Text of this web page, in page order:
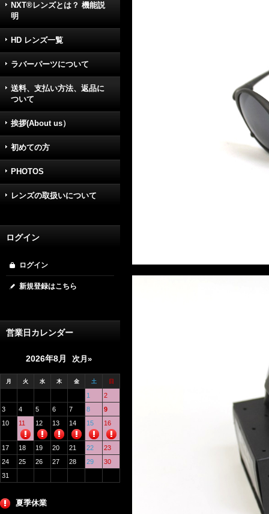
NXT®レンズとは？ 機能説
明
HD レンズ一覧
ラバーパーツについて
送料、支払い方法、返品に
ついて
挨拶(About us）
初めての方
PHOTOS
レンズの取扱いについて
ログイン
ログイン
新規登録はこちら
営業日カレンダー
2026年8月 次月»
月 火 水 木 金 土 日
1
2
3
4 5 6 7 8
9
10
11 12 13 14 15 16
17 18 19 20 21 22
23
24
25 26 27 28 29
30
31
夏季休業